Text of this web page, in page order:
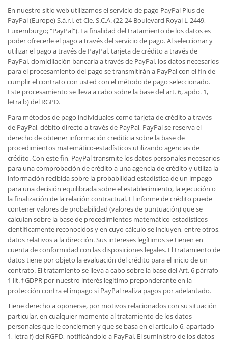
En nuestro sitio web utilizamos el servicio de pago PayPal Plus de
PayPal (Europe) S.à.r.l. et Cie, S.C.A. (22-24 Boulevard Royal L-2449,
Luxemburgo; "PayPal"). La finalidad del tratamiento de los datos es
poder ofrecerle el pago a través del servicio de pago. Al seleccionar y
utilizar el pago a través de PayPal, tarjeta de crédito a través de
PayPal, domiciliación bancaria a través de PayPal, los datos necesarios
para el procesamiento del pago se transmitirán a PayPal con el fin de
cumplir el contrato con usted con el método de pago seleccionado.
Este procesamiento se lleva a cabo sobre la base del art. 6, apdo. 1,
letra b) del RGPD.
Para métodos de pago individuales como tarjeta de crédito a través
de PayPal, débito directo a través de PayPal, PayPal se reserva el
derecho de obtener información crediticia sobre la base de
procedimientos matemático-estadísticos utilizando agencias de
crédito. Con este fin, PayPal transmite los datos personales necesarios
para una comprobación de crédito a una agencia de crédito y utiliza la
información recibida sobre la probabilidad estadística de un impago
para una decisión equilibrada sobre el establecimiento, la ejecución o
la finalización de la relación contractual. El informe de crédito puede
contener valores de probabilidad (valores de puntuación) que se
calculan sobre la base de procedimientos matemático-estadísticos
científicamente reconocidos y en cuyo cálculo se incluyen, entre otros,
datos relativos a la dirección. Sus intereses legítimos se tienen en
cuenta de conformidad con las disposiciones legales. El tratamiento de
datos tiene por objeto la evaluación del crédito para el inicio de un
contrato. El tratamiento se lleva a cabo sobre la base del Art. 6 párrafo
1 lit. f GDPR por nuestro interés legítimo preponderante en la
protección contra el impago si PayPal realiza pagos por adelantado.
Tiene derecho a oponerse, por motivos relacionados con su situación
particular, en cualquier momento al tratamiento de los datos
personales que le conciernen y que se basa en el artículo 6, apartado
1, letra f) del RGPD, notificándolo a PayPal. El suministro de los datos